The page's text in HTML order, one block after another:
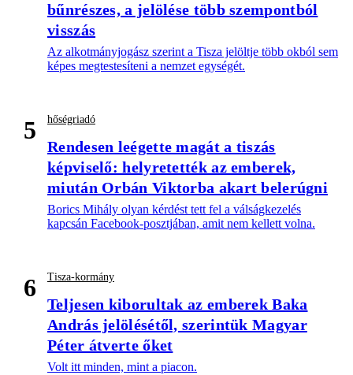
bűnrészes, a jelölése több szempontból
visszás
Az alkotmányjogász szerint a Tisza jelöltje több okból sem
képes megtestesíteni a nemzet egységét.
5 hőségriadó
Rendesen leégette magát a tiszás
képviselő: helyretették az emberek,
miután Orbán Viktorba akart belerúgni
Borics Mihály olyan kérdést tett fel a válságkezelés
kapcsán Facebook-posztjában, amit nem kellett volna.
6 Tisza-kormány
Teljesen kiborultak az emberek Baka
András jelölésétől, szerintük Magyar
Péter átverte őket
Volt itt minden, mint a piacon.